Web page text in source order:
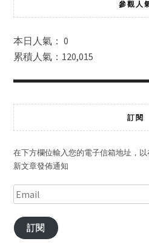
參觀人
本日人氣： 0
累積人氣：120,015
訂閱
在下方欄位輸入您的電子信箱地址，以
新文章發佈通知
訂閱